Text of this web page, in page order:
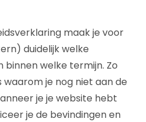
maak je voor
duidelijk welke
welke termijn. Zo
je nog niet aan de
je je website hebt
je de bevindingen en